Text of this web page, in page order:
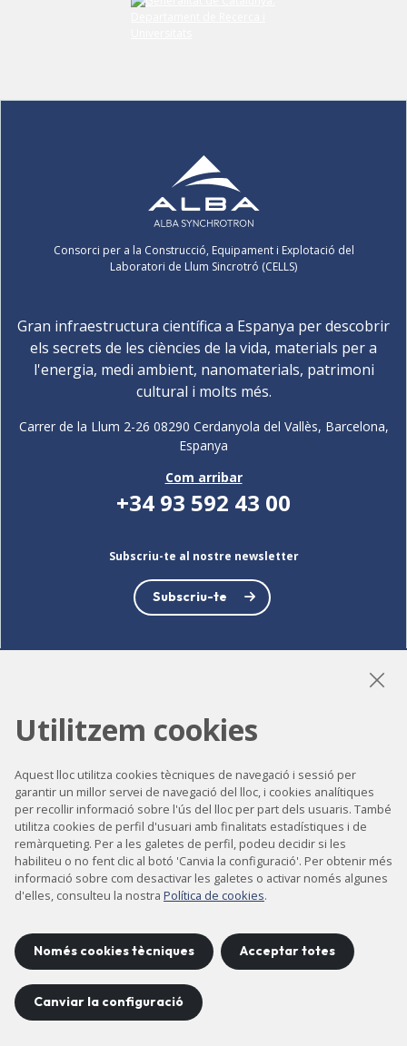
Consorci per a la Construcció, Equipament i Explotació del
Laboratori de Llum Sincrotró (CELLS)
Gran infraestructura científica a Espanya per descobrir
els secrets de les ciències de la vida, materials per a
l'energia, medi ambient, nanomaterials, patrimoni
cultural i molts més.
Carrer de la Llum 2-26 08290 Cerdanyola del Vallès, Barcelona,
Espanya
Com arribar
+34 93 592 43 00
Subscriu-te al nostre newsletter
Subscriu-te
Accessibilitat
Contacte
Avís legal
Política de privacitat
Mapa del lloc
©2026CELLS
Utilitzem cookies
Aquest lloc utilitza cookies tècniques de navegació i sessió per
garantir un millor servei de navegació del lloc, i cookies analítiques
per recollir informació sobre l'ús del lloc per part dels usuaris. També
utilitza cookies de perfil d'usuari amb finalitats estadístiques i de
remàrqueting. Per a les galetes de perfil, podeu decidir si les
habiliteu o no fent clic al botó 'Canvia la configuració'. Per obtenir més
informació sobre com desactivar les galetes o activar només algunes
d'elles, consulteu la nostra Política de cookies.
Només cookies tècniques Acceptar totes
Canviar la configuració